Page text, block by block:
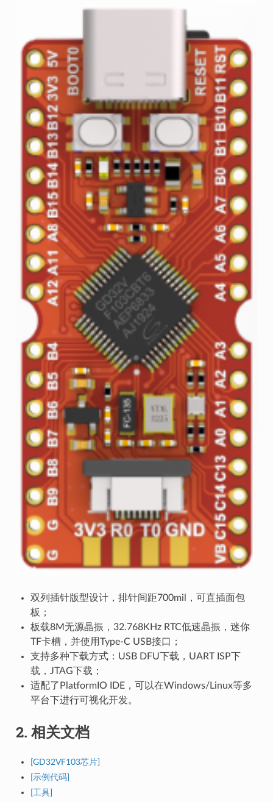
双列插针版型设计，排针间距700mil，可直插面包
板；
板载8M无源晶振，32.768KHz RTC低速晶振，迷你
TF卡槽，并使用Type-C USB接口；
支持多种下载方式：USB DFU下载，UART ISP下
载，JTAG下载；
适配了PlatformIO IDE，可以在Windows/Linux等多
平台下进行可视化开发。
2. 相关文档
[GD32VF103芯片]
[示例代码]
[工具]